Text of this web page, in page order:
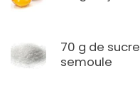
70 g de
semoule